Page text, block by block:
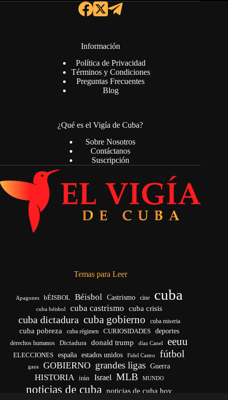
Información
Política de Privacidad
Términos y Condiciones
Preguntas Frecuentes
Blog
¿Qué es el Vigía de Cuba?
Sobre Nosotros
Contáctanos
Suscripción
Temas para Leer
Apagones bÉISBOL Béisbol Castrismo cine cuba
cuba béisbol cuba castrismo cuba crisis
cuba dictadura cuba gobierno cuba miseria
cuba pobreza cuba régimen CURIOSIDADES deportes
derechos humanos Dictadura donald trump díaz Canel eeuu
ELECCIONES españa estados unidos Fidel Castro fútbol
gaza GOBIERNO grandes ligas Guerra
HISTORIA irán Israel MLB MUNDO
noticias de cuba
noticias de cuba hoy